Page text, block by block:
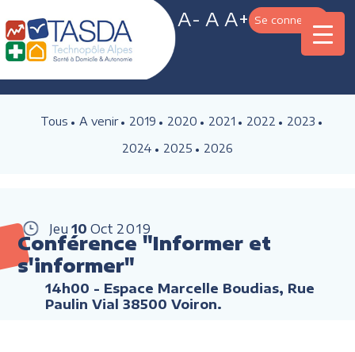
A- A A+ Se connecter
Tous A venir 2019 2020 2021 2022
2023
2024
2025 2026
Jeu 10 Oct 2019
Conférence "Informer et
s'informer"
14h00 - Espace Marcelle Boudias, Rue
Paulin Vial 38500 Voiron.